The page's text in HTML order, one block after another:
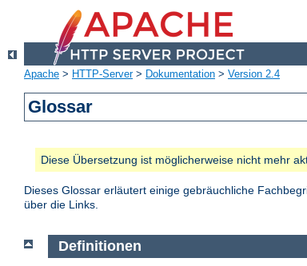
Apache > HTTP-Server> Dokumentation > Version 2.4
Glossar
Diese Übersetzung ist möglicherweise nicht mehr
Dieses Glossar erläutert einige gebräuchliche
über die Links.
Definitionen